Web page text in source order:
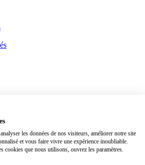
les données de nos visiteurs, améliorer notre site
et vous faire vivre une expérience inoubliable.
cookies que nous utilisons, ouvrez les paramètres.